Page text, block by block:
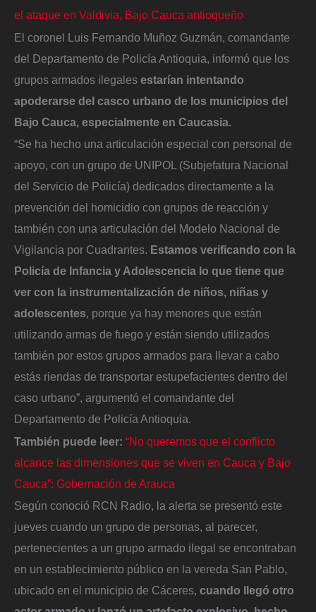
el ataque en Valdivia, Bajo Cauca antioqueño
El coronel Luis Fernando Muñoz Guzmán, comandante
del Departamento de Policía Antioquia, informó que los
grupos armados ilegales estarían intentando
apoderarse del casco urbano de los municipios del
Bajo Cauca, especialmente en Caucasia.
“Se ha hecho una articulación especial con personal de
apoyo, con un grupo de UNIPOL (Subjefatura Nacional
del Servicio de Policía) dedicados directamente a la
prevención del homicidio con grupos de reacción y
también con una articulación del Modelo Nacional de
Vigilancia por Cuadrantes. Estamos verificando con la
Policía de Infancia y Adolescencia lo que tiene que
ver con la instrumentalización de niños, niñas y
adolescentes, porque ya hay menores que están
utilizando armas de fuego y están siendo utilizados
también por estos grupos armados para llevar a cabo
estás riendas de transportar estupefacientes dentro del
caso urbano”, argumentó el comandante del
Departamento de Policía Antioquia.
También puede leer: “No queremos que el conflicto
alcance las dimensiones que se viven en Cauca y Bajo
Cauca”: Gobernación de Arauca
Según conoció RCN Radio, la alerta se presentó este
jueves cuando un grupo de personas, al parecer,
pertenecientes a un grupo armado ilegal se encontraban
en un establecimiento público en la vereda San Pablo,
ubicado en el municipio de Cáceres, cuando llegó otro